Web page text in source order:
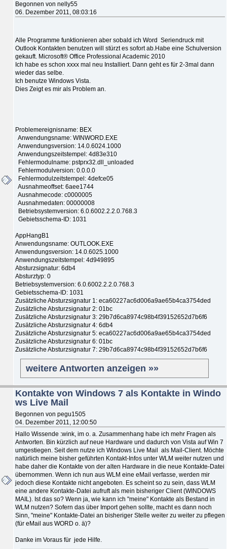
Begonnen von nelly55
06. Dezember 2011, 08:03:16
Alle Programme funktionieren aber sobald ich Word Seriendruck mit
Outlook Kontakten benutzen will stürzt es sofort ab.Habe eine Schulversion
gekauft. Microsoft® Office Professional Academic 2010
Ich habe es schon xxxx mal neu Installiert. Dann geht es für 2-3mal dann
wieder das selbe.
Ich benutze Windows Vista.
Dies Zeigt es mir als Problem an.
Problemereignisname: BEX
Anwendungsname: WINWORD.EXE
Anwendungsversion: 14.0.6024.1000
Anwendungszeitstempel: 4d83e310
Fehlermodulname: pstprx32.dll_unloaded
Fehlermodulversion: 0.0.0.0
Fehlermodulzeitstempel: 4defce05
Ausnahmeoffset: 6aee1744
Ausnahmecode: c0000005
Ausnahmedaten: 00000008
Betriebsystemversion: 6.0.6002.2.2.0.768.3
Gebietsschema-ID: 1031
AppHangB1
Anwendungsname: OUTLOOK.EXE
Anwendungsversion: 14.0.6025.1000
Anwendungszeitstempel: 4d949895
Absturzsignatur: 6db4
Absturztyp: 0
Betriebsystemversion: 6.0.6002.2.2.0.768.3
Gebietsschema-ID: 1031
Zusätzliche Absturzsignatur 1: eca60227ac6d006a9ae65b4ca3754ded
Zusätzliche Absturzsignatur 2: 01bc
Zusätzliche Absturzsignatur 3: 29b7d6ca8974c98b4f39152652d7b6f6
Zusätzliche Absturzsignatur 4: 6db4
Zusätzliche Absturzsignatur 5: eca60227ac6d006a9ae65b4ca3754ded
Zusätzliche Absturzsignatur 6: 01bc
Zusätzliche Absturzsignatur 7: 29b7d6ca8974c98b4f39152652d7b6f6
weitere Antworten anzeigen »»
Kontakte von Windows 7 als Kontakte in Windo
ws Live Mail
Begonnen von pegu1505
04. Dezember 2011, 12:00:50
Hallo Wissende :wink, im o. a. Zusammenhang habe ich mehr Fragen als
Antworten. Bin kürzlich auf neue Hardware und dadurch von Vista auf Win 7
umgestiegen. Seit dem nutze ich Windows Live Mail als Mail-Client. Möchte
natürlich meine bisher geführten Kontakt-Infos unter WLM weiter nutzen und
habe daher die Kontakte von der alten Hardware in die neue Kontakte-Datei
übernommen. Wenn ich nun aus WLM eine eMail verfasse, werden mir
jedoch diese Kontakte nicht angeboten. Es scheint so zu sein, dass WLM
eine andere Kontakte-Datei aufruft als mein bisheriger Client (WINDOWS
MAIL). Ist das so? Wenn ja, wie kann ich "meine" Kontakte als Bestand in
WLM nutzen? Sofern das über Import gehen sollte, macht es dann noch
Sinn, "meine" Kontakte-Datei an bisheriger Stelle weiter zu weiter zu pflegen
(für eMail aus WORD o. ä)?
Danke im Voraus für jede Hilfe.